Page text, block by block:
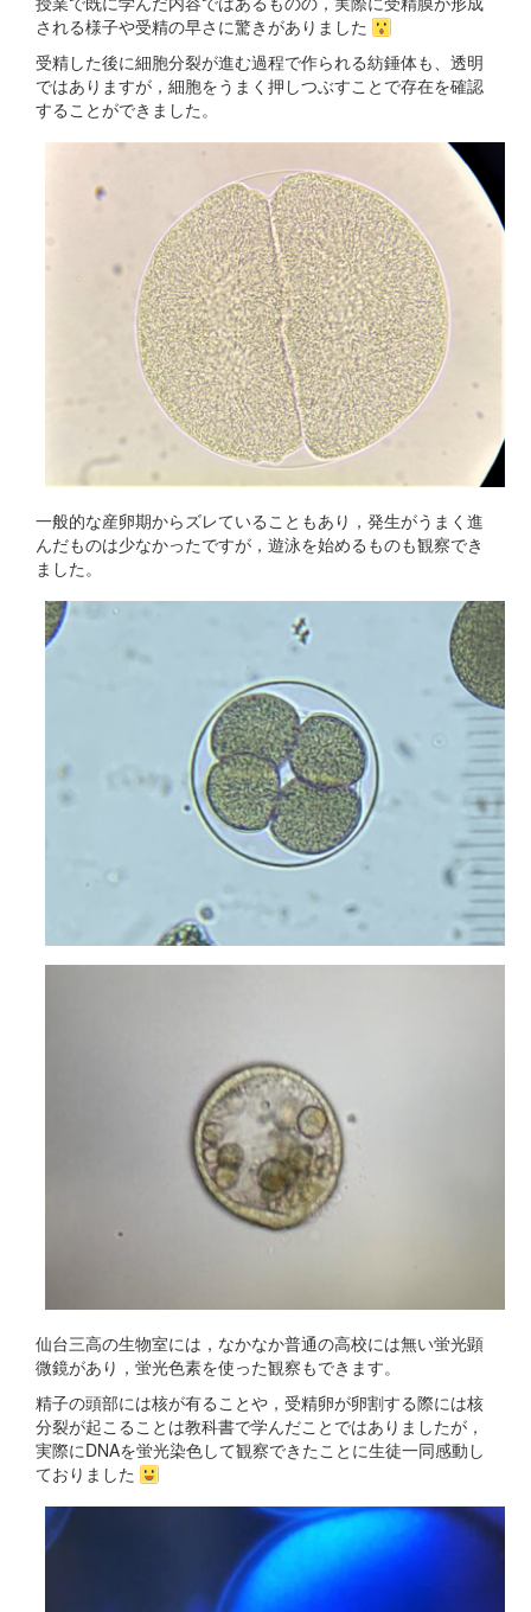
される様子や受精の早さに驚きがありました
受精した後に細胞分裂が進む過程で作られる紡錘体も、透明
ではありますが，細胞をうまく押しつぶすことで存在を確認
することができました。
一般的な産卵期からズレていることもあり，発生がうまく進
んだものは少なかったですが，遊泳を始めるものも観察でき
ました。
仙台三高の生物室には，なかなか普通の高校には無い蛍光顕
微鏡があり，蛍光色素を使った観察もできます。
精子の頭部には核が有ることや，受精卵が卵割する際には核
分裂が起こることは教科書で学んだことではありましたが，
実際にDNAを蛍光染色して観察できたことに生徒一同感動し
ておりました